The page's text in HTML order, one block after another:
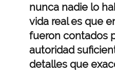
nunca nadie lo
vida real es que
fueron contados
autoridad
detalles que